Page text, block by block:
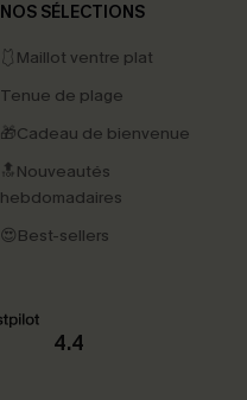
NOS SÉLECTIONS
🩱Maillot ventre plat
Tenue de plage
🎁Cadeau de bienvenue
🔝Nouveautés
hebdomadaires
😍Best-sellers
4.4